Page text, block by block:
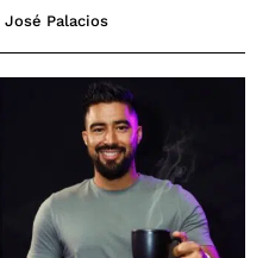
José Palacios